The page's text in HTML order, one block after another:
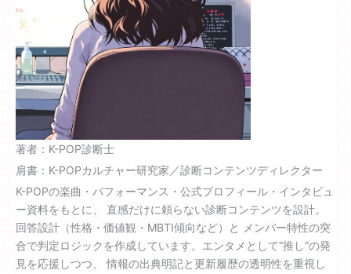
著者：K-POP診断士
肩書：K-POPカルチャー研究家／診断コンテンツディレクター
K-POPの楽曲・パフォーマンス・公式プロフィール・インタビュ
ー資料をもとに、 直感だけに頼らない診断コンテンツを設計。
回答設計（性格・価値観・MBTI傾向など）と メンバー特性の突
合で判定ロジックを作成しています。エンタメとして“推し”の発
見を応援しつつ、 情報の出典明記と更新履歴の透明性を重視し